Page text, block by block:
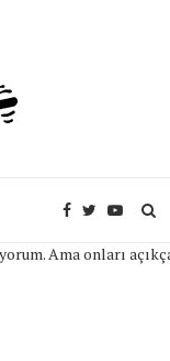
Ama onları açıkça